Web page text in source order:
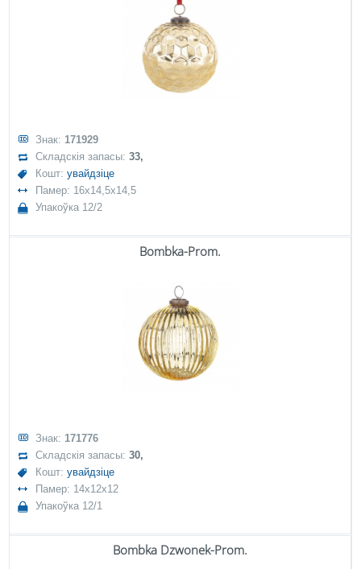
Знак: 171929
Складскія запасы:33,
Кошт:увайдзіце
Памер: 16x14,5x14,5
Упакоўка 12/2
Bombka-Prom.
Знак: 171776
Складскія запасы:30,
Кошт:увайдзіце
Памер: 14x12x12
Упакоўка 12/1
Bombka Dzwonek-Prom.